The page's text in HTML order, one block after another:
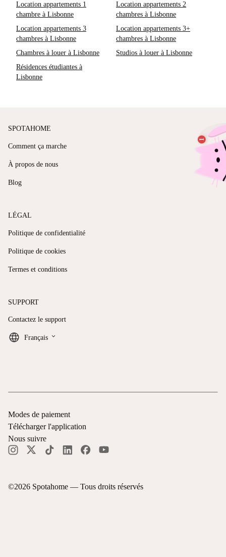
Location appartements 1
chambre à Lisbonne
Location appartements 2
chambres à Lisbonne
Location appartements 3
chambres à Lisbonne
Location appartements 3+
chambres à Lisbonne
Chambres à louer à Lisbonne
Studios à louer à Lisbonne
Résidences étudiantes à
Lisbonne
SPOTAHOME
Comment ça marche
À propos de nous
Blog
LÉGAL
Politique de confidentialité
Politique de cookies
Termes et conditions
SUPPORT
Contactez le support
Français keyboard_arrow_down
©2026 Spotahome — Tous droits réservés
Modes de paiement
Télécharger l'application
Nous suivre